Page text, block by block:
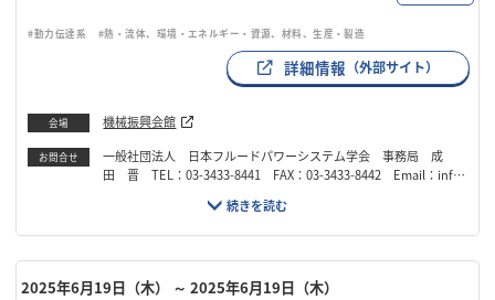
#動力伝達系 #熱・流体、環境・エネルギー・資源、材料、生産・製造
詳細情報 （外部サイト）
会場 機械振興会館
お問合せ
一般社団法人 日本フルードパワーシステム学会 事務局 成
田 晋 TEL：03-3433-8441 FAX：03-3433-8442 Email：info
2025年6月19日（木） ～ 2025年6月19日（木）